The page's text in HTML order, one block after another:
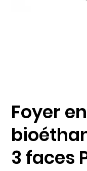
Foyer
3 faces